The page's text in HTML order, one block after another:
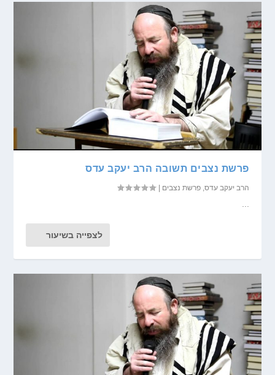
פרשת נצבים תשובה הרב יעקב עדס
הרב יעקב עדס ,פרשת נצבים |
לצפייה בשיעור